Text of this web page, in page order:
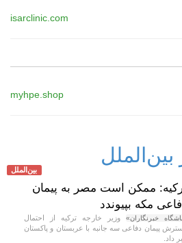
isarclinic.com
myhpe.shop
بین‌الملل
بین‌الملل
ممکن است مصر به پیمان
مکه بپیوندد
خبرنگاران» وزیر خارجه ترکیه از احتمال
پیمان دفاعی سه جانبه با عربستان و پاکستان
داد.